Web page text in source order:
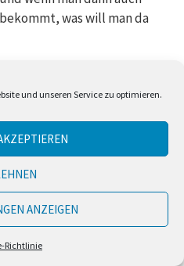
und unseren Service zu optimieren.
ANZEIGEN
Richtlinie
was will man da
dem Abendessen, aber
neu gekauften Bücher
ohne Zähigkeit, ich habe
der Buchmesse oder
sie gern bleiben.